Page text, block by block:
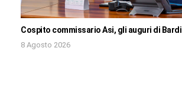
Cospito commissario Asi, gli auguri di Bardi
8 Agosto 2026